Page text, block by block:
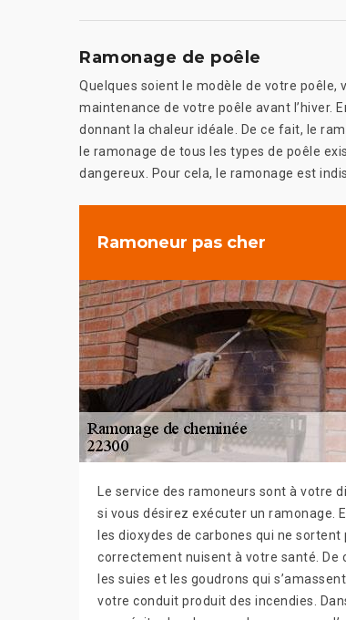
Ramonage de poêle
Quelques soient le modèle de votre
maintenance de votre poêle avant l’hiver.
donnant la chaleur idéale. De ce fait, le
le ramonage de tous les types de poêle
dangereux. Pour cela, le ramonage est
Ramoneur pas cher
Le service des ramoneurs sont à votre
si vous désirez exécuter un ramonage.
les dioxydes de carbones qui ne sortent
correctement nuisent à votre santé. De
les suies et les goudrons qui
votre conduit produit des incendies.